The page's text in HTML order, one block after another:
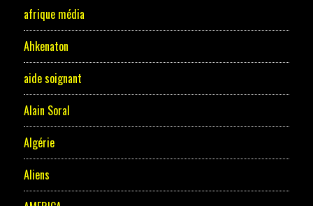
afrique média
Ahkenaton
aide soignant
Alain Soral
Algérie
Aliens